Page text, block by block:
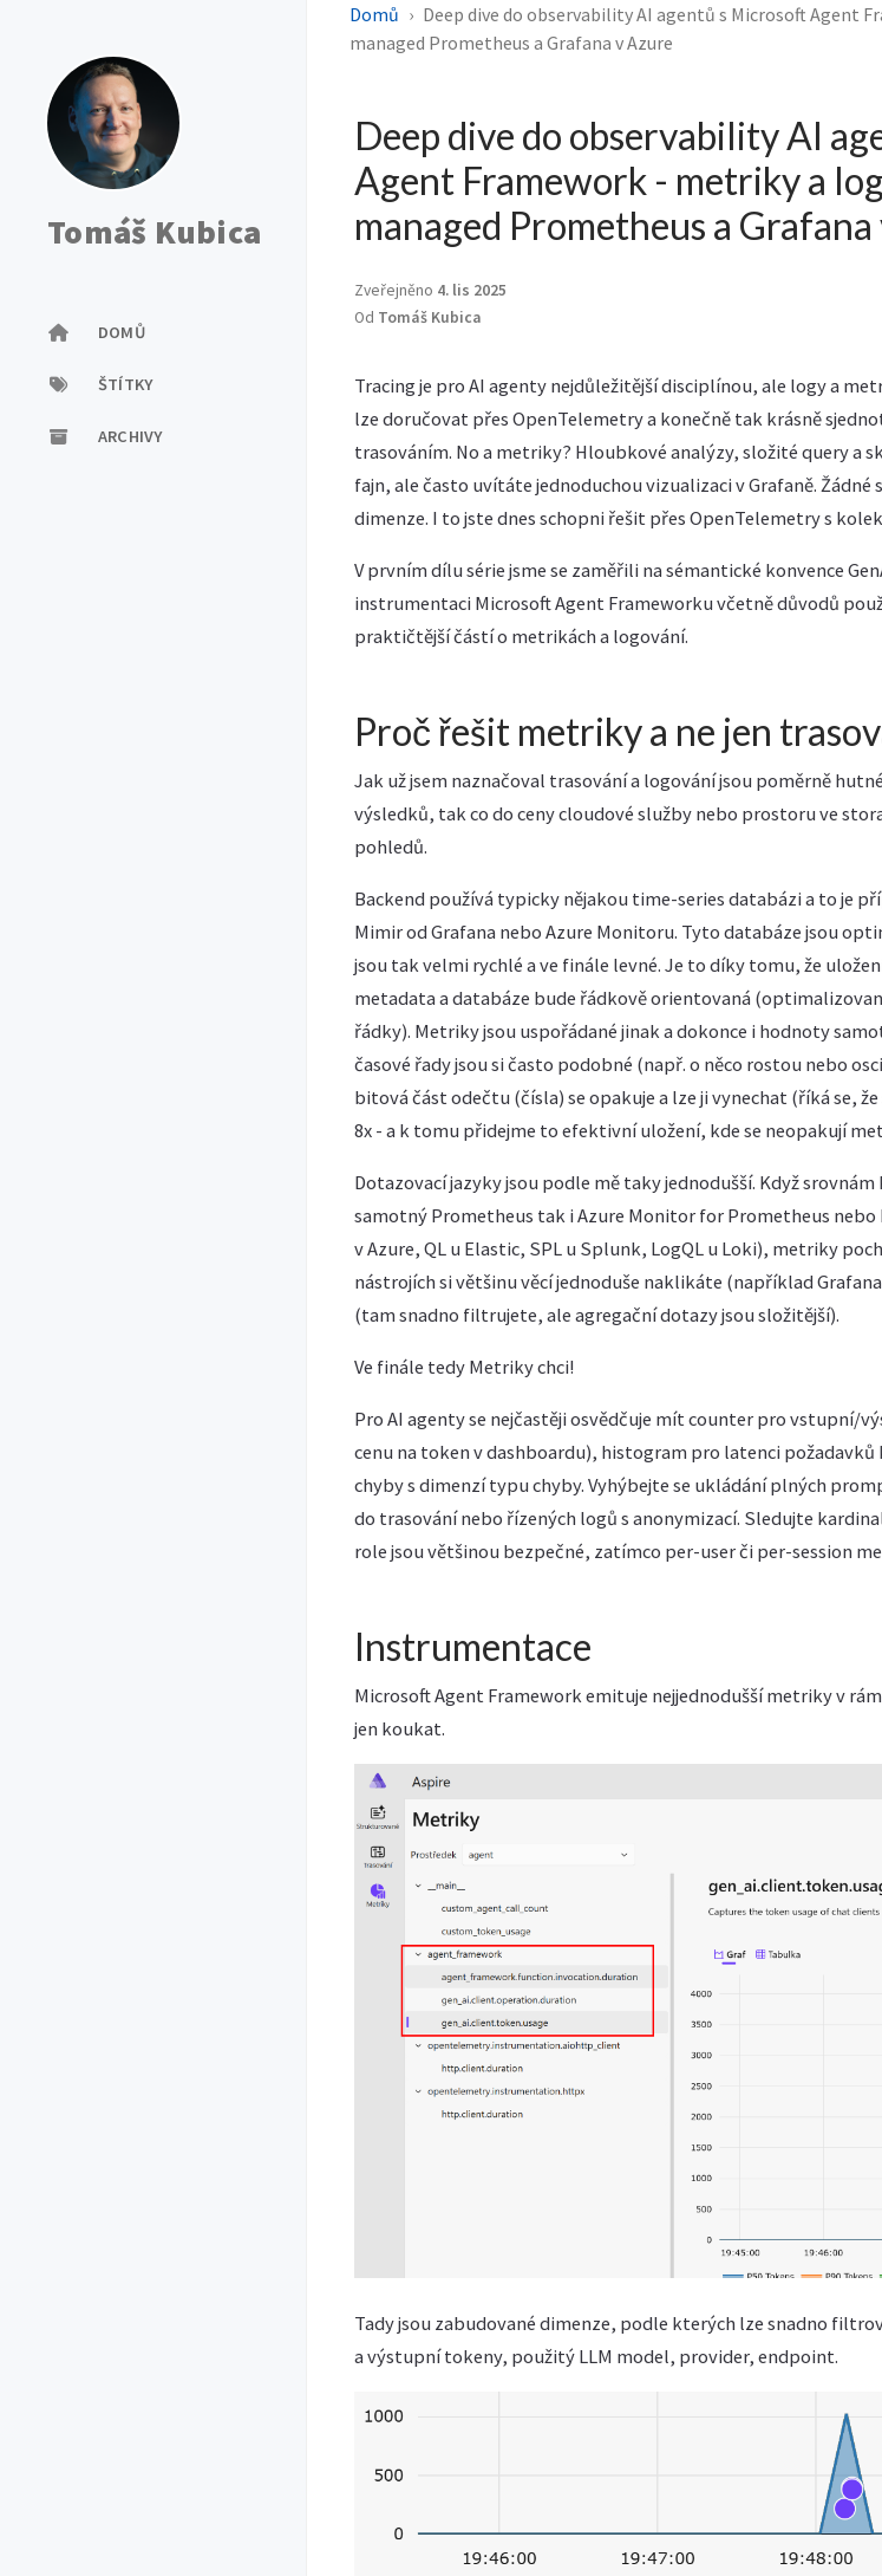
Tomáš Kubica
DOMŮ
ŠTÍTKY
ARCHIVY
Domů
Deep dive do observability AI agentů s Microsoft Agent
managed Prometheus a Grafana v Azure
Deep dive do observability AI
Agent Framework - metriky a
managed Prometheus a
Zveřejněno 4. lis 2025
Od Tomáš Kubica
Tracing je pro AI agenty nejdůležitější disciplínou, ale logy a
lze doručovat přes OpenTelemetry a konečně tak krásně
trasováním. No a metriky? Hloubkové analýzy, složité query a
fajn, ale často uvítáte jednoduchou vizualizaci v Grafaně.
dimenze. I to jste dnes schopni řešit přes OpenTelemetry s
V prvním dílu série jsme se zaměřili na sémantické konvence
instrumentaci Microsoft Agent Frameworku včetně důvodů
praktičtější částí o metrikách a logování.
Proč řešit metriky a ne jen
Jak už jsem naznačoval trasování a logování jsou poměrně
výsledků, tak co do ceny cloudové služby nebo prostoru ve
pohledů.
Backend používá typicky nějakou time-series databázi a to je
Mimir od Grafana nebo Azure Monitoru. Tyto databáze jsou
jsou tak velmi rychlé a ve finále levné. Je to díky tomu, že
metadata a databáze bude řádkově orientovaná
řádky). Metriky jsou uspořádané jinak a dokonce i hodnoty
časové řady jsou si často podobné (např. o něco rostou nebo
bitová část odečtu (čísla) se opakuje a lze ji vynechat (říká se,
8x - a k tomu přidejme to efektivní uložení, kde se neopakují
Dotazovací jazyky jsou podle mě taky jednodušší. Když
samotný Prometheus tak i Azure Monitor for Prometheus
v Azure, QL u Elastic, SPL u Splunk, LogQL u Loki), metriky
nástrojích si většinu věcí jednoduše naklikáte (například
(tam snadno filtrujete, ale agregační dotazy jsou složitější).
Ve finále tedy Metriky chci!
Pro AI agenty se nejčastěji osvědčuje mít counter pro vstupní/
cenu na token v dashboardu), histogram pro latenci
chyby s dimenzí typu chyby. Vyhýbejte se ukládání plných
do trasování nebo řízených logů s anonymizací. Sledujte
role jsou většinou bezpečné, zatímco per-user či per-session
Instrumentace
Microsoft Agent Framework emituje nejjednodušší metriky v
jen koukat.
Tady jsou zabudované dimenze, podle kterých lze snadno
a výstupní tokeny, použitý LLM model, provider, endpoint.